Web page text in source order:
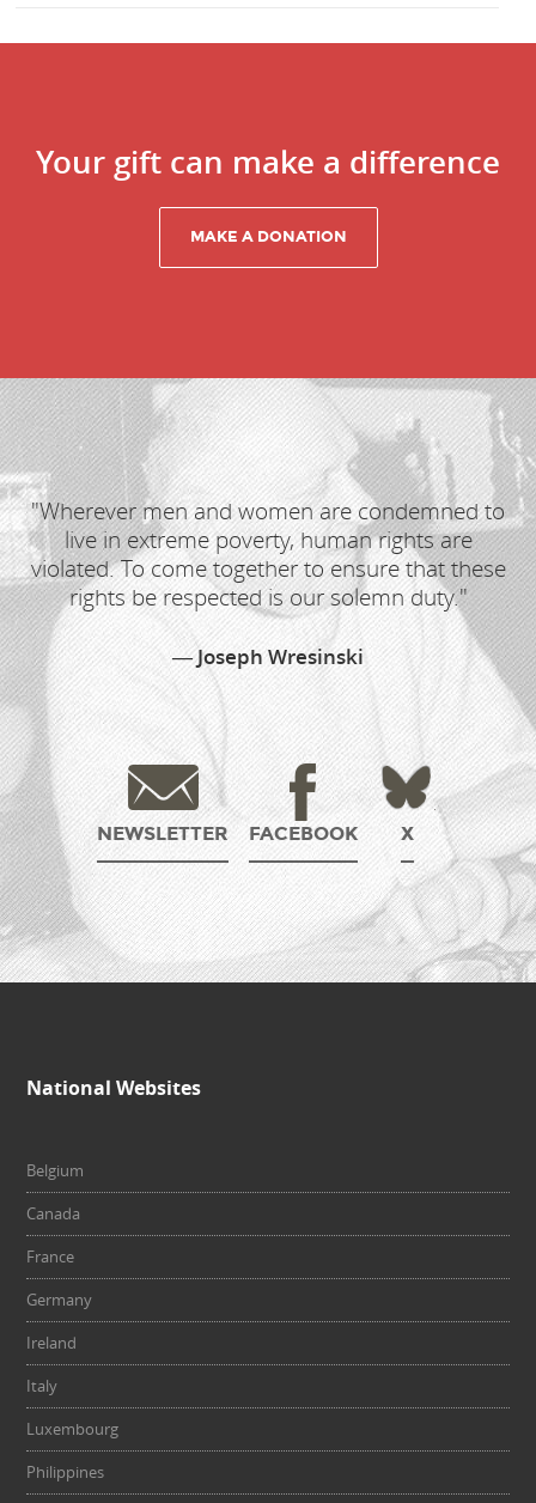
Your gift can make a difference
"Wherever men and women are condemned to
live in extreme poverty, human rights are
violated. To come together to ensure that these
rights be respected is our solemn duty."
Joseph Wresinski
NEWSLETTER FACEBOOK X
National Websites
Belgium
Canada
France
Germany
Ireland
Italy
Luxembourg
Philippines